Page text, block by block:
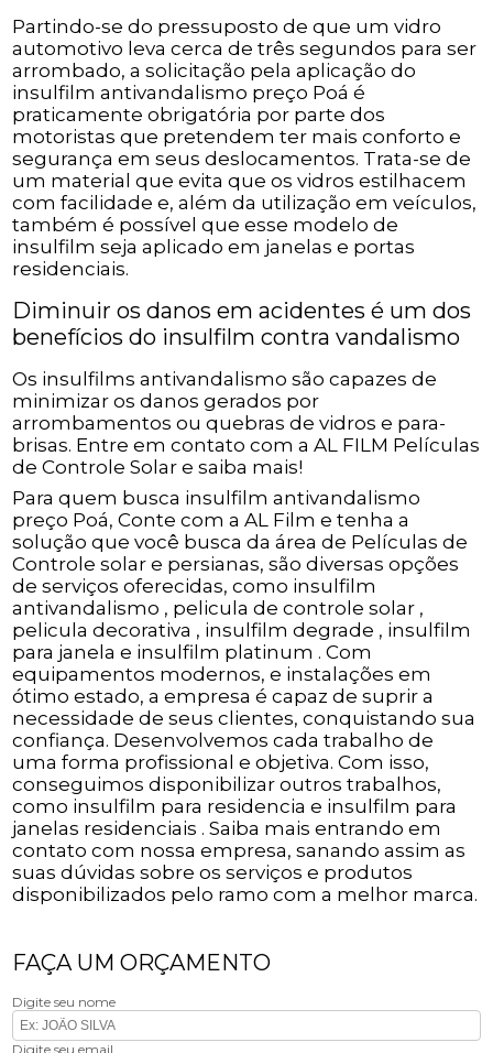
Partindo-se do pressuposto de que um vidro
automotivo leva cerca de três segundos para ser
arrombado, a solicitação pela aplicação do
insulfilm antivandalismo preço Poá é
praticamente obrigatória por parte dos
motoristas que pretendem ter mais conforto e
segurança em seus deslocamentos. Trata-se de
um material que evita que os vidros estilhacem
com facilidade e, além da utilização em veículos,
também é possível que esse modelo de
insulfilm seja aplicado em janelas e portas
residenciais.
Diminuir os danos em acidentes é um dos
benefícios do insulfilm contra vandalismo
Os insulfilms antivandalismo são capazes de
minimizar os danos gerados por
arrombamentos ou quebras de vidros e para-
brisas. Entre em contato com a AL FILM Películas
de Controle Solar e saiba mais!
Para quem busca insulfilm antivandalismo
preço Poá, Conte com a AL Film e tenha a
solução que você busca da área de Películas de
Controle solar e persianas, são diversas opções
de serviços oferecidas, como insulfilm
antivandalismo , pelicula de controle solar ,
pelicula decorativa , insulfilm degrade , insulfilm
para janela e insulfilm platinum . Com
equipamentos modernos, e instalações em
ótimo estado, a empresa é capaz de suprir a
necessidade de seus clientes, conquistando sua
confiança. Desenvolvemos cada trabalho de
uma forma profissional e objetiva. Com isso,
conseguimos disponibilizar outros trabalhos,
como insulfilm para residencia e insulfilm para
janelas residenciais . Saiba mais entrando em
contato com nossa empresa, sanando assim as
suas dúvidas sobre os serviços e produtos
disponibilizados pelo ramo com a melhor marca.
FAÇA UM ORÇAMENTO
Digite seu nome
Digite seu email